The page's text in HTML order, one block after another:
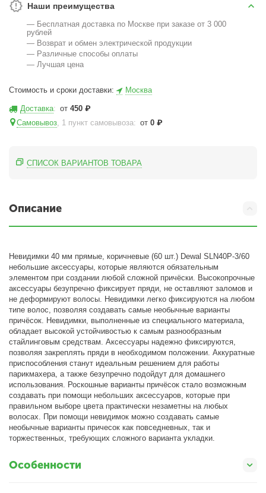
Наши преимущества
— Бесплатная доставка по Москве при заказе от 3 000
рублей
— Возврат и обмен электрической продукции
— Различные способы оплаты
— Лучшая цена
Стоимость и сроки доставки: Москва
Доставка: от450 ₽
Самовывоз, 1 пункт самовывоза: от0 ₽
СПИСОК ВАРИАНТОВ ТОВАРА
Описание
Невидимки 40 мм прямые, коричневые (60 шт.) Dewal SLN40P-3/60
небольшие аксессуары, которые являются обязательным
элементом при создании любой сложной причёски. Высокопрочные
аксессуары безупречно фиксирует пряди, не оставляют заломов и
не деформируют волосы. Невидимки легко фиксируются на любом
типе волос, позволяя создавать самые необычные варианты
причёсок. Невидимки, выполненные из специального материала,
обладает высокой устойчивостью к самым разнообразным
стайлинговым средствам. Аксессуары надежно фиксируются,
позволяя закреплять пряди в необходимом положении. Аккуратные
приспособления станут идеальным решением для работы
парикмахера, а также безупречно подойдут для домашнего
использования. Роскошные варианты причёсок стало возможным
создавать при помощи небольших аксессуаров, которые при
правильном выборе цвета практически незаметны на любых
волосах. При помощи невидимок можно создавать самые
необычные варианты причесок как повседневных, так и
торжественных, требующих сложного варианта укладки.
Особенности